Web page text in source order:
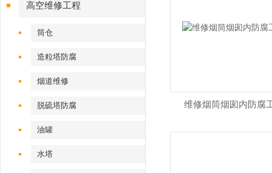
高空维修工程
筒仓
造粒塔防腐
烟道维修
脱硫塔防腐
油罐
水塔
维修烟筒烟囱内防腐